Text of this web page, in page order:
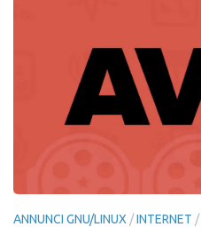
ANNUNCI GNU/LINUX /INTERNET /